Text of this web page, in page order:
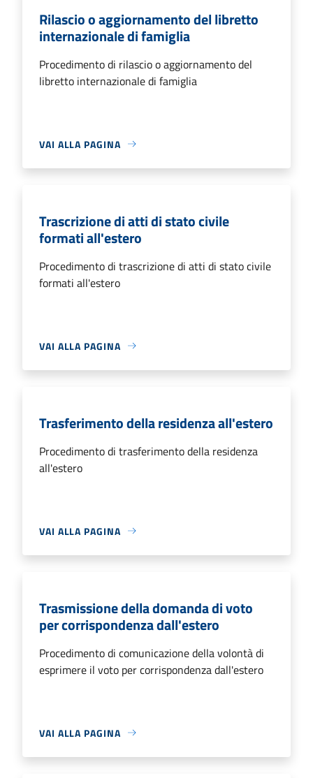
Rilascio o aggiornamento del libretto
internazionale di famiglia
Procedimento di rilascio o aggiornamento del
libretto internazionale di famiglia
VAI ALLA PAGINA
Trascrizione di atti di stato civile
formati all'estero
Procedimento di trascrizione di atti di stato civile
formati all'estero
VAI ALLA PAGINA
Trasferimento della residenza all'estero
Procedimento di trasferimento della residenza
all'estero
VAI ALLA PAGINA
Trasmissione della domanda di voto
per corrispondenza dall'estero
Procedimento di comunicazione della volontà di
esprimere il voto per corrispondenza dall'estero
VAI ALLA PAGINA